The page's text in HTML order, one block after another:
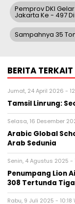
Pemprov DKI
Jakarta Ke - 497
Sampahnya 35
BERITA TERKAIT
Jumat, 24 April 2026 -
Tamsil Linrung:
Selasa, 16 Desember
Arabic Global
Arab Sedunia
Senin, 4 Agustus 2025 -
Penumpang Lion
308 Tertunda
Rabu, 9 Juli 2025 - 10:18